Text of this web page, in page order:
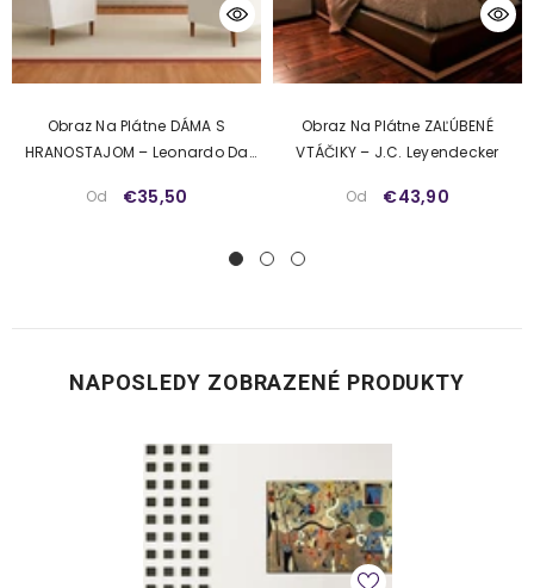
Obraz Na Plátne DÁMA S
HRANOSTAJOM – Leonardo Da
Od
€35,50
Obraz Na Plátne ZAĽÚBENÉ
VTÁČIKY – J.C. Leyendecker
Od €43,90
NAPOSLEDY ZOBRAZENÉ PRODUKTY